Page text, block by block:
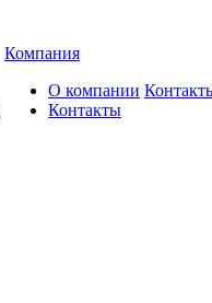
Компания
О компании
Контакты